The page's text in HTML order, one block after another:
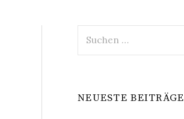
nach:
NEUESTE BEITRÄGE